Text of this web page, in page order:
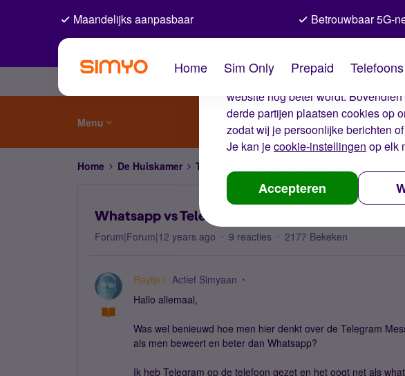
De cookies van
Wij gebruiken cookies op onze
website nog beter wordt.
derde partijen plaatsen cookies op
zodat wij je persoonlijke berichten
Je kan jecookie-instellingen op elk
Accepteren
Maandelijks aanpasbaar Betrouwbaar 5G-
Home Sim Only Prepaid Telefoons
Menu
Home De Huiskamer Telecom weetjes en nieuwtjes
Whatsapp vs Telegram messenger
Forum|Forum|12 years ago 9 reacties 2177 Bekeken
Raytje1 Actief Simyaan
Hallo allemaal,
Was wel benieuwd hoe men hier denkt over de Telegram
als men beweert en beter dan Whatsapp?
Ik heb Telegram op de telefoon gezet en het oogt net als